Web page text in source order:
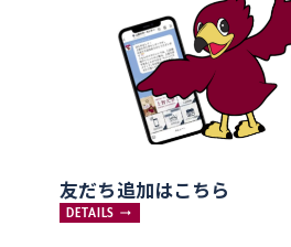
友だち追加はこちら
DETAILS